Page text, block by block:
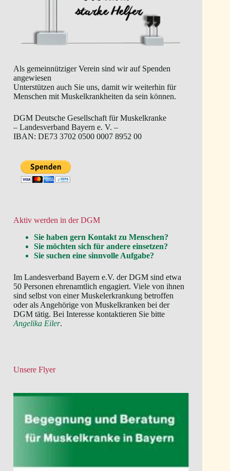
Als gemeinnütziger Verein sind wir auf Spenden
angewiesen
Unterstützen auch Sie uns, damit wir weiterhin für
Menschen mit Muskelkrankheiten da sein können.
DGM Deutsche Gesellschaft für Muskelkranke
– Landesverband Bayern e. V. –
IBAN: DE73 3702 0500 0007 8952 00
Aktiv werden in der DGM
Sie haben gern Kontakt zu Menschen?
Sie möchten sich für andere einsetzen?
Sie suchen eine sinnvolle Aufgabe?
Im Landesverband Bayern e.V. der DGM sind etwa
50 Personen ehrenamtlich engagiert. Viele von ihnen
sind selbst von einer Muskelerkrankung betroffen
oder als Angehörige von Muskelkranken bei der
DGM tätig. Bei Interesse kontaktieren Sie bitte
Angelika Eiler.
Unsere Flyer